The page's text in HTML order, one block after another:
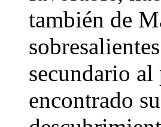
también de
secundario
encontrado